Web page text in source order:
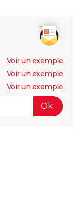
Voir un exemple
Voir un exemple
Voir un exemple